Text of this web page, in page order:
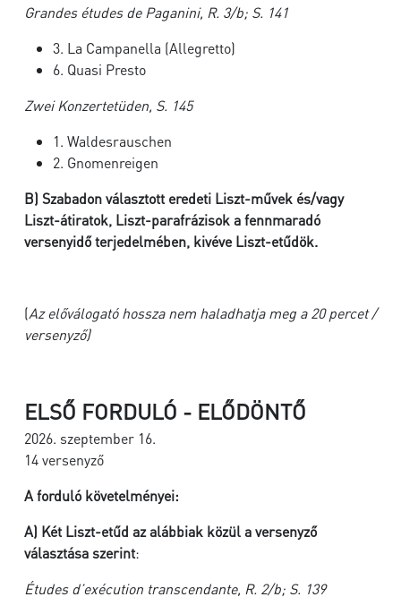
Grandes études de Paganini, R. 3/b; S. 141
3. La Campanella (Allegretto)
6. Quasi Presto
Zwei Konzertetüden, S. 145
1. Waldesrauschen
2. Gnomenreigen
B) Szabadon választott eredeti Liszt-művek és/vagy
Liszt-átiratok, Liszt-parafrázisok a fennmaradó
versenyidő terjedelmében, kivéve Liszt-etűdök.
(Az előválogató hossza nem haladhatja meg a 20 percet /
versenyző)
ELSŐ FORDULÓ - ELŐDÖNTŐ
2026. szeptember 16.
14 versenyző
A forduló követelményei:
A) Két Liszt-etűd az alábbiak közül a versenyző
választása szerint:
Études d’exécution transcendante, R. 2/b; S. 139